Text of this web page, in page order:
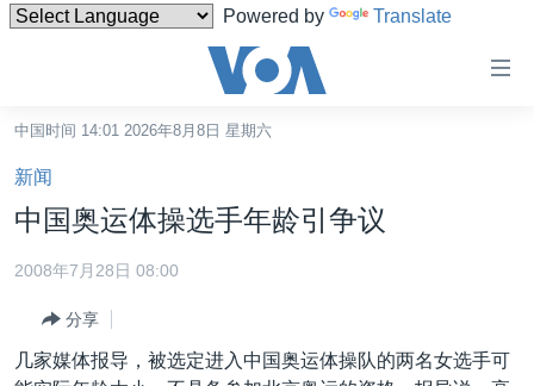
Powered by Translate
碍
链
接
转
跳
港澳
国际
中国时间 14:01 2026年8月8日 星期六
新闻
中国奥运体操选手年龄引争议
2008年7月28日 08:00
分享
几家媒体报导，被选定进入中国奥运体操队的两名女选手可